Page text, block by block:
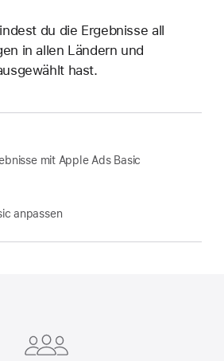
du die Ergebnisse all
in allen Ländern und
hast.
anpassen
mit Apple Ads Basic